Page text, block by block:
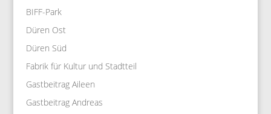
BIFF-Park
Düren Ost
Düren Süd
Fabrik für Kultur und Stadtteil
Gastbeitrag Aileen
Gastbeitrag Andreas